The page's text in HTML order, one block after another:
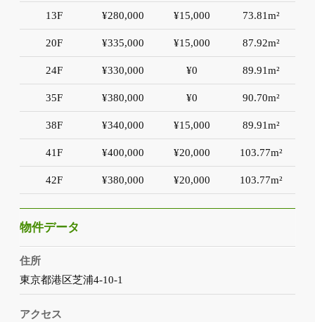
13F ¥280,000 ¥15,000 73.81m²
20F ¥335,000 ¥15,000 87.92m²
24F ¥330,000 ¥0 89.91m²
35F ¥380,000 ¥0 90.70m²
38F ¥340,000 ¥15,000 89.91m²
41F ¥400,000 ¥20,000 103.77m²
42F ¥380,000 ¥20,000 103.77m²
物件データ
住所
東京都港区芝浦4-10-1
アクセス